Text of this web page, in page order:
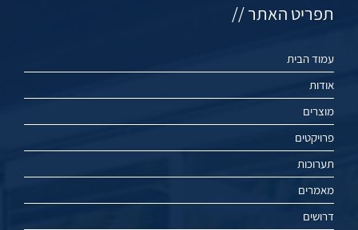
תפריט האתר //
עמוד הבית
אודות
מוצרים
פרויקטים
תערוכות
מאמרים
דרושים